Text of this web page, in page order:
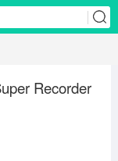
Recorder